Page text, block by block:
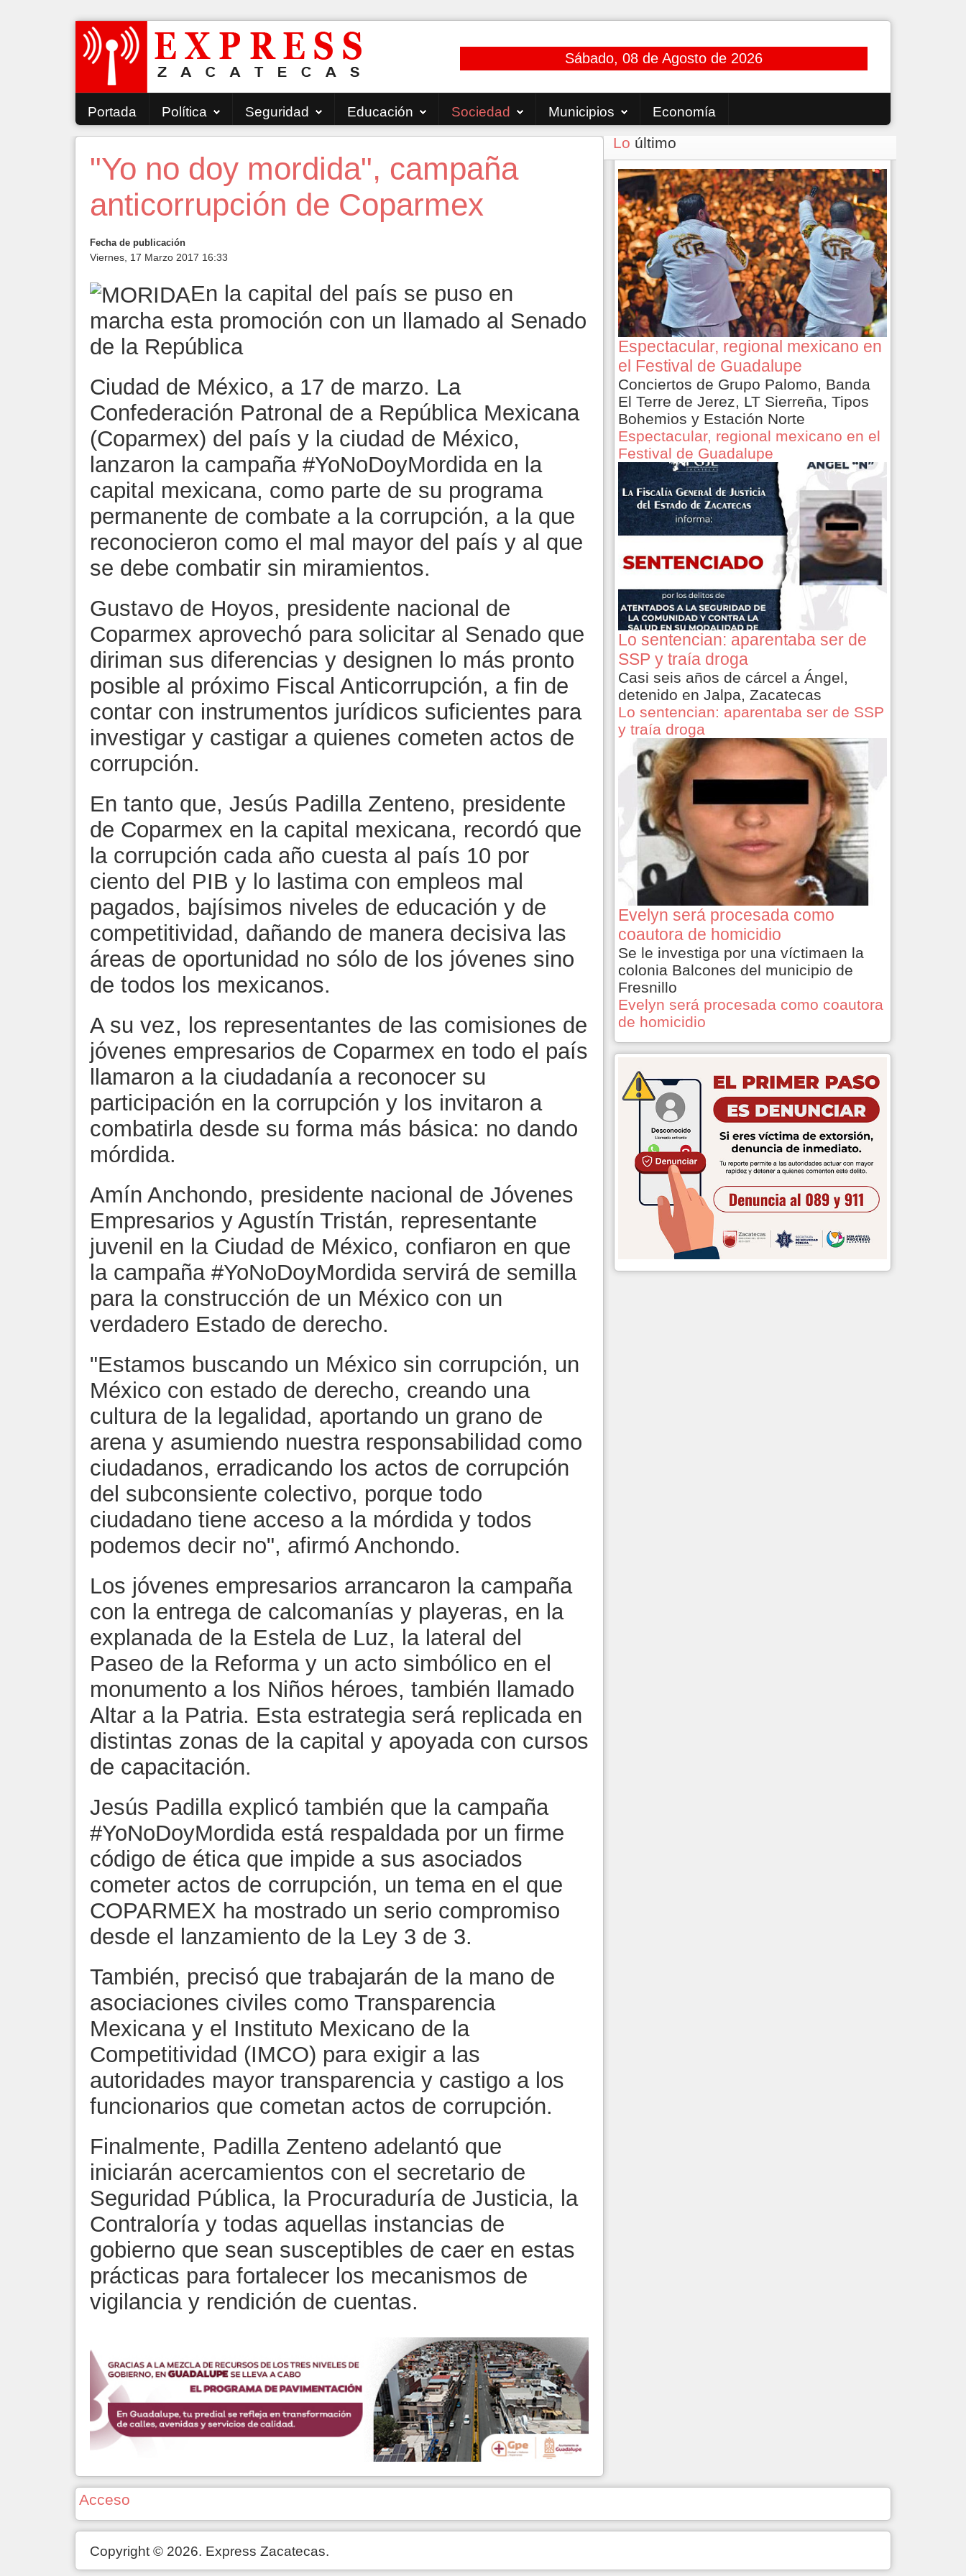
Sábado, 08 de Agosto de 2026
Portada Política Seguridad Educación Sociedad Municipios Economía
"Yo no doy mordida", campaña
anticorrupción de Coparmex
Fecha de publicación
Viernes, 17 Marzo 2017 16:33
En la capital del país se puso en
marcha esta promoción con un llamado al Senado
de la República
Ciudad de México, a 17 de marzo. La
Confederación Patronal de a República Mexicana
(Coparmex) del país y la ciudad de México,
lanzaron la campaña #YoNoDoyMordida en la
capital mexicana, como parte de su programa
permanente de combate a la corrupción, a la que
reconocieron como el mal mayor del país y al que
se debe combatir sin miramientos.
Gustavo de Hoyos, presidente nacional de
Coparmex aprovechó para solicitar al Senado que
diriman sus diferencias y designen lo más pronto
posible al próximo Fiscal Anticorrupción, a fin de
contar con instrumentos jurídicos suficientes para
investigar y castigar a quienes cometen actos de
corrupción.
En tanto que, Jesús Padilla Zenteno, presidente
de Coparmex en la capital mexicana, recordó que
la corrupción cada año cuesta al país 10 por
ciento del PIB y lo lastima con empleos mal
pagados, bajísimos niveles de educación y de
competitividad, dañando de manera decisiva las
áreas de oportunidad no sólo de los jóvenes sino
de todos los mexicanos.
A su vez, los representantes de las comisiones de
jóvenes empresarios de Coparmex en todo el país
llamaron a la ciudadanía a reconocer su
participación en la corrupción y los invitaron a
combatirla desde su forma más básica: no dando
mórdida.
Amín Anchondo, presidente nacional de Jóvenes
Empresarios y Agustín Tristán, representante
juvenil en la Ciudad de México, confiaron en que
la campaña #YoNoDoyMordida servirá de semilla
para la construcción de un México con un
verdadero Estado de derecho.
"Estamos buscando un México sin corrupción, un
México con estado de derecho, creando una
cultura de la legalidad, aportando un grano de
arena y asumiendo nuestra responsabilidad como
ciudadanos, erradicando los actos de corrupción
del subconsiente colectivo, porque todo
ciudadano tiene acceso a la mórdida y todos
podemos decir no", afirmó Anchondo.
Los jóvenes empresarios arrancaron la campaña
con la entrega de calcomanías y playeras, en la
explanada de la Estela de Luz, la lateral del
Paseo de la Reforma y un acto simbólico en el
monumento a los Niños héroes, también llamado
Altar a la Patria. Esta estrategia será replicada en
distintas zonas de la capital y apoyada con cursos
de capacitación.
Jesús Padilla explicó también que la campaña
#YoNoDoyMordida está respaldada por un firme
código de ética que impide a sus asociados
cometer actos de corrupción, un tema en el que
COPARMEX ha mostrado un serio compromiso
desde el lanzamiento de la Ley 3 de 3.
También, precisó que trabajarán de la mano de
asociaciones civiles como Transparencia
Mexicana y el Instituto Mexicano de la
Competitividad (IMCO) para exigir a las
autoridades mayor transparencia y castigo a los
funcionarios que cometan actos de corrupción.
Finalmente, Padilla Zenteno adelantó que
iniciarán acercamientos con el secretario de
Seguridad Pública, la Procuraduría de Justicia, la
Contraloría y todas aquellas instancias de
gobierno que sean susceptibles de caer en estas
prácticas para fortalecer los mecanismos de
vigilancia y rendición de cuentas.
Lo último
Espectacular, regional mexicano en
el Festival de Guadalupe
Conciertos de Grupo Palomo, Banda
El Terre de Jerez, LT Sierreña, Tipos
Bohemios y Estación Norte
Espectacular, regional mexicano en el
Festival de Guadalupe
Lo sentencian: aparentaba ser de
SSP y traía droga
Casi seis años de cárcel a Ángel,
detenido en Jalpa, Zacatecas
Lo sentencian: aparentaba ser de SSP
y traía droga
Evelyn será procesada como
coautora de homicidio
Se le investiga por una víctimaen la
colonia Balcones del municipio de
Fresnillo
Evelyn será procesada como coautora
de homicidio
Acceso
Copyright © 2026. Express Zacatecas.